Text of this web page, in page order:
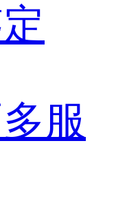
服